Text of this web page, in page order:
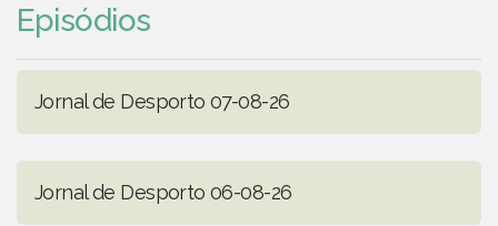
Episódios
Jornal de Desporto 07-08-26
Jornal de Desporto 06-08-26